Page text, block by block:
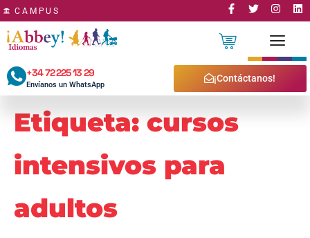
CAMPUS
+34 72 225 13 29
Envíanos un WhatsApp
¡Contáctanos!
Etiqueta: cursos
intensivos para
adultos